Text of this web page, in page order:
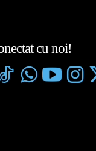
cu noi!